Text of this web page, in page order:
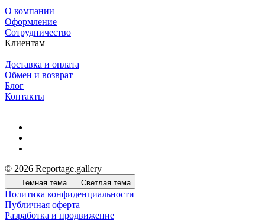
О компании
Оформление
Сотрудничество
Клиентам
Доставка и оплата
Обмен и возврат
Блог
Контакты
© 2026 Reportage.gallery
Темная тема Светлая тема
Политика конфиденциальности
Публичная оферта
Разработка и продвижение